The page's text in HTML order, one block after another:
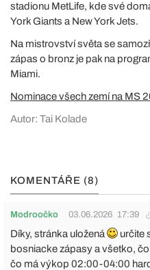
stadionu MetLife, kde své
York Giants a New York Jets.
Na mistrovství světa se
zápas o bronz je pak na
Miami.
Nominace všech zemí na MS
Autor: Tai Kolade
KOMENTÁŘE (8)
Modroočko 03.06.2026 17:39
Díky, stránka uložená
určite
bosniacke zápasy a všetko,
čo má výkop 02:00-04:00